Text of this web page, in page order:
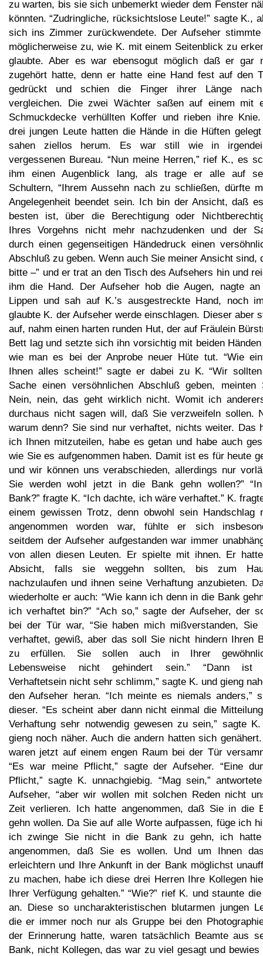
zu warten, bis sie sich unbemerkt wieder dem Fenster
könnten. “Zudringliche, rücksichtslose Leute!” sagte K.,
sich ins Zimmer zurückwendete. Der Aufseher
möglicherweise zu, wie K. mit einem Seitenblick zu
glaubte. Aber es war ebensogut möglich daß er gar
zugehört hatte, denn er hatte eine Hand fest auf den
gedrückt und schien die Finger ihrer Länge
vergleichen. Die zwei Wächter saßen auf einem mit
Schmuckdecke verhüllten Koffer und rieben ihre
drei jungen Leute hatten die Hände in die Hüften
sahen ziellos herum. Es war still wie in
vergessenen Bureau. “Nun meine Herren,” rief K., es
ihm einen Augenblick lang, als trage er alle auf
Schultern, “Ihrem Aussehn nach zu schließen, dürfte
Angelegenheit beendet sein. Ich bin der Ansicht, daß
besten ist, über die Berechtigung oder
Ihres Vorgehns nicht mehr nachzudenken und der
durch einen gegenseitigen Händedruck einen
Abschluß zu geben. Wenn auch Sie meiner Ansicht sind,
bitte –” und er trat an den Tisch des Aufsehers hin und
ihm die Hand. Der Aufseher hob die Augen, nagte an
Lippen und sah auf K.’s ausgestreckte Hand, noch
glaubte K. der Aufseher werde einschlagen. Dieser aber
auf, nahm einen harten runden Hut, der auf Fräulein
Bett lag und setzte sich ihn vorsichtig mit beiden
wie man es bei der Anprobe neuer Hüte tut. “Wie
Ihnen alles scheint!” sagte er dabei zu K. “Wir
Sache einen versöhnlichen Abschluß geben, meinten
Nein, nein, das geht wirklich nicht. Womit ich
durchaus nicht sagen will, daß Sie verzweifeln sollen.
warum denn? Sie sind nur verhaftet, nichts weiter. Das
ich Ihnen mitzuteilen, habe es getan und habe auch
wie Sie es aufgenommen haben. Damit ist es für heute
und wir können uns verabschieden, allerdings nur
Sie werden wohl jetzt in die Bank gehn wollen?”
Bank?” fragte K. “Ich dachte, ich wäre verhaftet.” K.
einem gewissen Trotz, denn obwohl sein Handschlag
angenommen worden war, fühlte er sich
seitdem der Aufseher aufgestanden war immer
von allen diesen Leuten. Er spielte mit ihnen. Er
Absicht, falls sie weggehn sollten, bis zum
nachzulaufen und ihnen seine Verhaftung anzubieten.
wiederholte er auch: “Wie kann ich denn in die Bank
ich verhaftet bin?” “Ach so,” sagte der Aufseher, der
bei der Tür war, “Sie haben mich mißverstanden, Sie
verhaftet, gewiß, aber das soll Sie nicht hindern Ihren
zu erfüllen. Sie sollen auch in Ihrer
Lebensweise nicht gehindert sein.” “Dann ist
Verhaftetsein nicht sehr schlimm,” sagte K. und gieng
den Aufseher heran. “Ich meinte es niemals anders,”
dieser. “Es scheint aber dann nicht einmal die
Verhaftung sehr notwendig gewesen zu sein,” sagte
gieng noch näher. Auch die andern hatten sich
waren jetzt auf einem engen Raum bei der Tür
“Es war meine Pflicht,” sagte der Aufseher. “Eine
Pflicht,” sagte K. unnachgiebig. “Mag sein,”
Aufseher, “aber wir wollen mit solchen Reden nicht
Zeit verlieren. Ich hatte angenommen, daß Sie in die
gehn wollen. Da Sie auf alle Worte aufpassen, füge ich
ich zwinge Sie nicht in die Bank zu gehn, ich
angenommen, daß Sie es wollen. Und um Ihnen
erleichtern und Ihre Ankunft in der Bank möglichst
zu machen, habe ich diese drei Herren Ihre Kollegen
Ihrer Verfügung gehalten.” “Wie?” rief K. und staunte
an. Diese so uncharakteristischen blutarmen jungen
die er immer noch nur als Gruppe bei den
der Erinnerung hatte, waren tatsächlich Beamte aus
Bank, nicht Kollegen, das war zu viel gesagt und bewies